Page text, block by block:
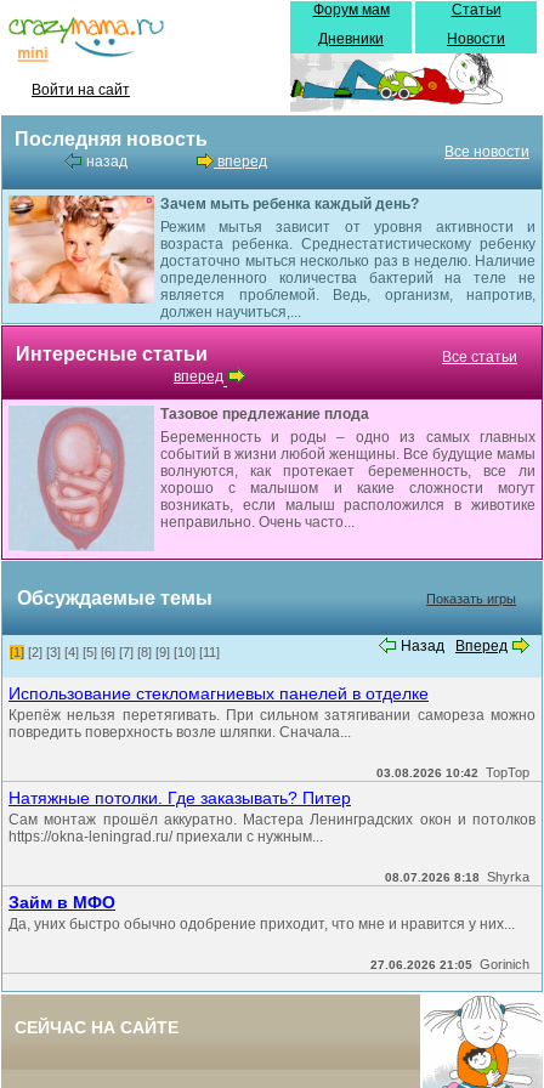
Войти на сайт
Форум мам
Дневники
Статьи
Новости
Последняя новость
назад вперед
Все новости
Зачем мыть ребенка каждый день?
Режим мытья зависит от уровня активности и
возраста ребенка. Среднестатистическому ребенку
достаточно мыться несколько раз в неделю. Наличие
определенного количества бактерий на теле не
является проблемой. Ведь, организм, напротив,
должен научиться,...
Интересные статьи
вперед
Все статьи
Тазовое предлежание плода
Беременность и роды – одно из самых главных
событий в жизни любой женщины. Все будущие мамы
волнуются, как протекает беременность, все ли
хорошо с малышом и какие сложности могут
возникать, если малыш расположился в животике
неправильно. Очень часто...
Обсуждаемые темы Показать игры
Назад Вперед
[1] [2] [3] [4] [5] [6] [7] [8] [9] [10] [11]
Использование стекломагниевых панелей в отделке
Крепёж нельзя перетягивать. При сильном затягивании самореза можно
повредить поверхность возле шляпки. Сначала...
03.08.2026 10:42 TopTop
Натяжные потолки. Где заказывать? Питер
Сам монтаж прошёл аккуратно. Мастера Ленинградских окон и потолков
https://okna-leningrad.ru/ приехали с нужным...
08.07.2026 8:18 Shyrka
Займ в МФО
Да, уних быстро обычно одобрение приходит, что мне и нравится у них...
27.06.2026 21:05 Gorinich
СЕЙЧАС НА САЙТЕ